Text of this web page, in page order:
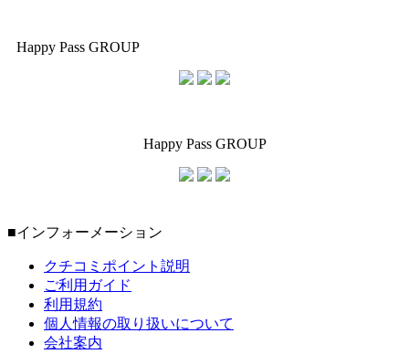
Happy Pass GROUP
Happy Pass GROUP
■インフォーメーション
クチコミポイント説明
ご利用ガイド
利用規約
個人情報の取り扱いについて
会社案内